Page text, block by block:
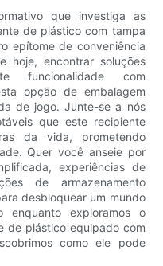
que investiga as
de plástico com tampa
epítome de conveniência
hoje, encontrar soluções
funcionalidade com
opção de embalagem
de jogo. Junte-se a nós
​​que este recipiente
da vida, prometendo
Quer você anseie por
experiências de
de armazenamento
desbloquear um mundo
enquanto exploramos o
de plástico equipado com
como ele pode